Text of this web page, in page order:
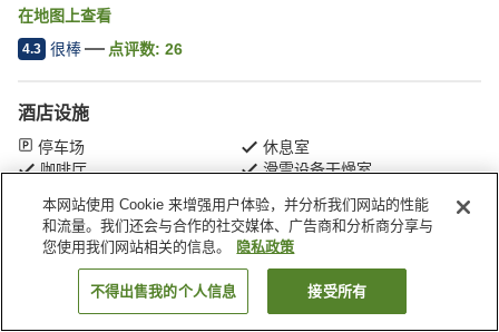
在地图上查看
4.3 很棒 点评数: 26
酒店设施
停车场
休息室
咖啡厅
滑雪设备干燥室
首页 日本 熊本县 南阿苏村 私人旅馆 灿烂
搜索客房
本网站使用 Cookie 来增强用户体验，并分析我们网站的性能
和流量。我们还会与合作的社交媒体、广告商和分析商分享与
您使用我们网站相关的信息。
隐私政策
不得出售我的个人信息 接受所有